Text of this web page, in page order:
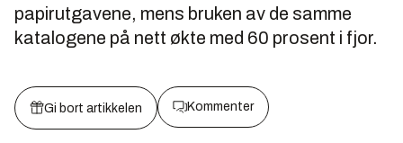
papirutgavene, mens bruken av de samme
katalogene på nett økte med 60 prosent i fjor.
Gi bort artikkelen Kommenter